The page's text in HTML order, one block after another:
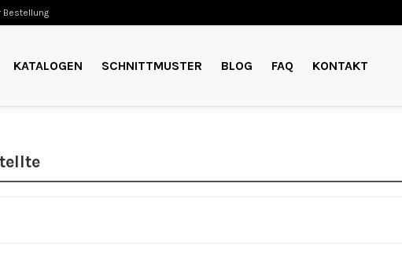
Bestellung
KATALOGEN SCHNITTMUSTER BLOG FAQ
KONTAKT